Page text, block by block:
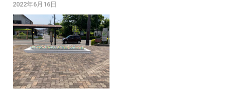
2022年6月16日